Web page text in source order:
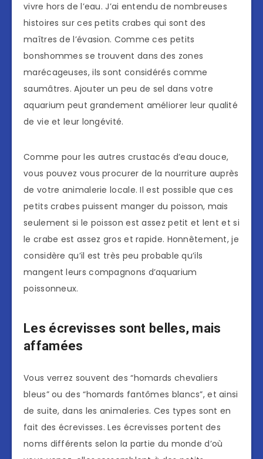
vivre hors de l’eau. J’ai entendu de nombreuses
histoires sur ces petits crabes qui sont des
maîtres de l’évasion. Comme ces petits
bonshommes se trouvent dans des zones
marécageuses, ils sont considérés comme
saumâtres. Ajouter un peu de sel dans votre
aquarium peut grandement améliorer leur qualité
de vie et leur longévité.
Comme pour les autres crustacés d’eau douce,
vous pouvez vous procurer de la nourriture auprès
de votre animalerie locale. Il est possible que ces
petits crabes puissent manger du poisson, mais
seulement si le poisson est assez petit et lent et si
le crabe est assez gros et rapide. Honnêtement, je
considère qu’il est très peu probable qu’ils
mangent leurs compagnons d’aquarium
poissonneux.
Les écrevisses sont belles, mais
affamées
Vous verrez souvent des “homards chevaliers
bleus” ou des “homards fantômes blancs”, et ainsi
de suite, dans les animaleries. Ces types sont en
fait des écrevisses. Les écrevisses portent des
noms différents selon la partie du monde d’où